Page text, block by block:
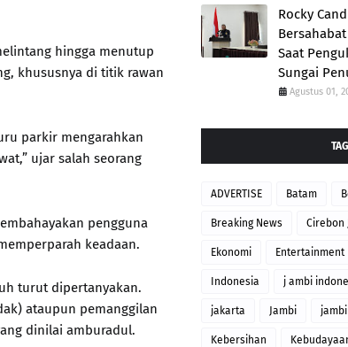
hingga menutup
khususnya di titik rawan
parkir mengarahkan
ujar salah seorang
pengguna
keadaan.
turut dipertanyakan.
ataupun pemanggilan
dinilai amburadul.
Rocky
Saat
Sungai
Agustus 01,
ADVERTISE Batam
Breaking News Cirebon
Ekonomi Entertainment
Indonesia j ambi
jakarta Jambi
Kebersihan